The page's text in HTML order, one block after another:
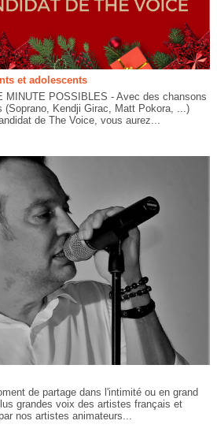
et adolescents
MINUTE POSSIBLES - Avec des chansons
(Soprano, Kendji Girac, Matt Pokora, ...)
de The Voice, vous aurez...
de partage dans l'intimité ou en grand
grandes voix des artistes français et
nos artistes animateurs...